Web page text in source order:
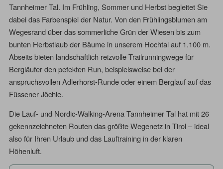
Tannheimer Tal. Im Frühling, Sommer und Herbst begleitet Sie
dabei das Farbenspiel der Natur. Von den Frühlingsblumen am
Wegesrand über das sommerliche Grün der Wiesen bis zum
bunten Herbstlaub der Bäume in unserem Hochtal auf 1.100 m.
Abseits bieten landschaftlich reizvolle Trailrunningwege für
Bergläufer den pefekten Run, beispielsweise bei der
anspruchsvollen Adlerhorst-Runde oder einem Berglauf auf das
Füssener Jöchle.
Die Lauf- und Nordic-Walking-Arena Tannheimer Tal hat mit 26
gekennzeichneten Routen das größte Wegenetz in Tirol – ideal
also für Ihren Urlaub und das Lauftraining in der klaren
Höhenluft.